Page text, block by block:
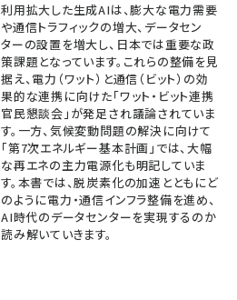
利用拡大した生成AIは、膨大な電力需要
や通信トラフィックの増大、データセン
ターの設置を増大し、日本では重要な政
策課題となっています。これらの整備を見
据え、電力（ワット）と通信（ビット）の効
果的な連携に向けた「ワット・ビット連携
官民懇談会」が発足され議論されていま
す。一方、気候変動問題の解決に向けて
「第7次エネルギー基本計画」では、大幅
な再エネの主力電源化も明記していま
す。本書では、脱炭素化の加速とともにど
のように電力・通信インフラ整備を進め、
AI時代のデータセンターを実現するのか
読み解いていきます。